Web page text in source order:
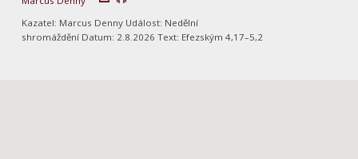
Kazatel: Marcus Denny Událost: Nedělní
shromáždění Datum: 2.8.2026 Text: Efezským 4,17–5,2